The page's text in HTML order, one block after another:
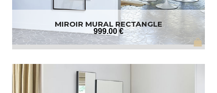
MIROIR MURAL RECTANGLE
999.00 €